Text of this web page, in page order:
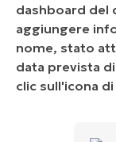
dashboard del
aggiungere
nome, stato
data prevista
clic sull'icona